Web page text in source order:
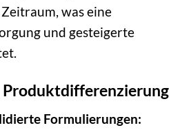
was eine
und gesteigerte
Formulierungen: